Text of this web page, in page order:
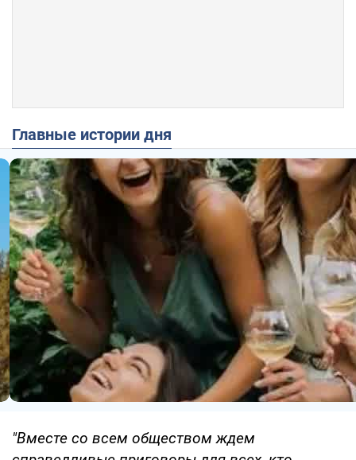
Главные истории дня
"Вместе со всем обществом ждем